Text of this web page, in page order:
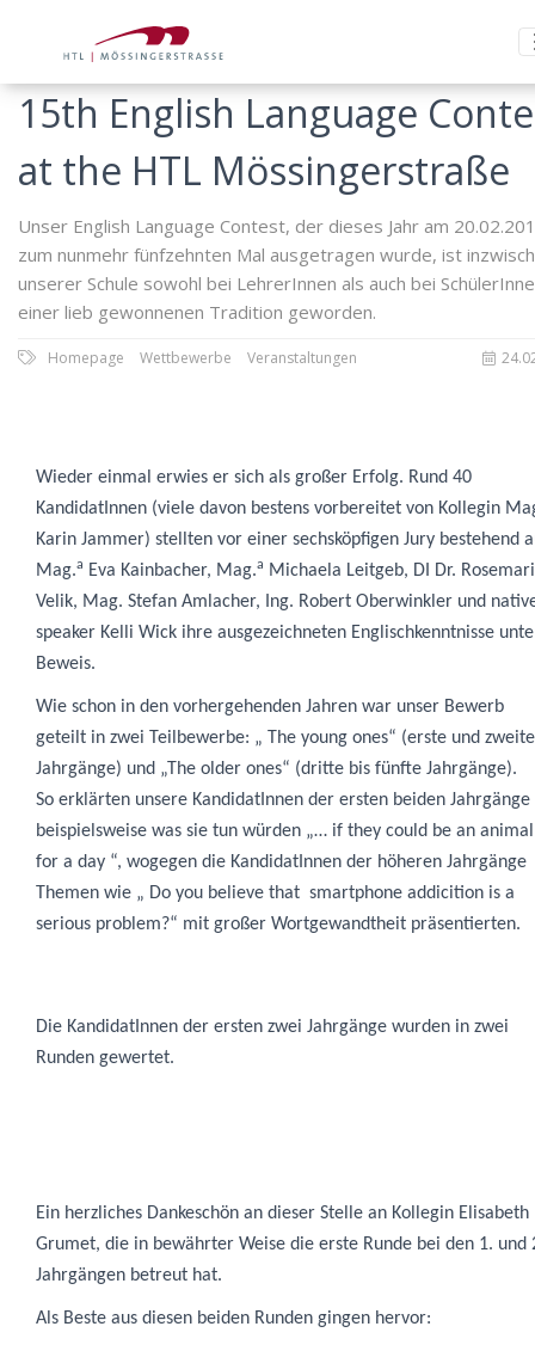
15th English Language
at the HTL Mössingerstraße
Unser English Language Contest, der dieses Jahr am
zum nunmehr fünfzehnten Mal ausgetragen wurde, ist
unserer Schule sowohl bei LehrerInnen als auch bei
einer lieb gewonnenen Tradition geworden.
Homepage Wettbewerbe Veranstaltungen
Wieder einmal erwies er sich als großer Erfolg. Rund 40
KandidatInnen (viele davon bestens vorbereitet von Kollegin
Karin Jammer) stellten vor einer sechsköpfigen Jury bestehend
Mag.a Eva Kainbacher, Mag.a Michaela Leitgeb, DI Dr.
Velik, Mag. Stefan Amlacher, Ing. Robert Oberwinkler und
speaker Kelli Wick ihre ausgezeichneten Englischkenntnisse
Beweis.
Wie schon in den vorhergehenden Jahren war unser Bewerb
geteilt in zwei
Teilbewerbe: „ The young ones“ (erste und zweite
Jahrgänge) und „The older ones“ (dritte bis fünfte Jahrgänge).
So erklärten unsere KandidatInnen der ersten beiden Jahrgänge
beispielsweise was sie tun würden „… if they could be an animal
for a day “, wogegen die KandidatInnen der höheren Jahrgänge
Themen wie „ Do you believe that smartphone addicition is a
serious problem?“ mit großer Wortgewandtheit präsentierten.
Die KandidatInnen der ersten zwei Jahrgänge wurden in zwei
Runden gewertet.
Ein herzliches Dankeschön an dieser Stelle an Kollegin Elisabeth
Grumet, die in bewährter Weise die erste Runde bei den 1. und
Jahrgängen betreut hat.
Als Beste aus diesen beiden Runden gingen hervor: